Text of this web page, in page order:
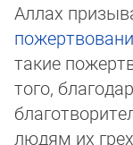
Аллах
та­кие
того,
людям их